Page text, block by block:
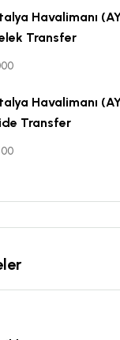
Havalimanı
Transfer
Havalimanı
Transfer